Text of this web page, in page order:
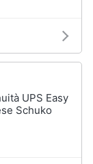
UPS Easy
Schuko